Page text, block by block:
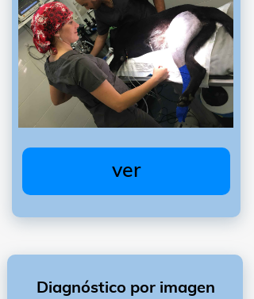
ver
Diagnóstico por imagen